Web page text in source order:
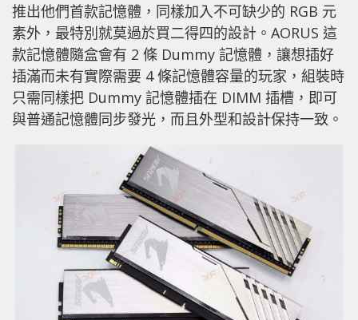
推出他們首款記憶體，同樣加入不可缺少的 RGB 元
素外，最特別就莫過於買二得四的設計。AORUS 這
款記憶體隨盒會有 2 條 Dummy 記憶體，讓想插好
插滿而未有實際需要 4 條記憶體容量的玩家，組裝時
只需同樣把 Dummy 記憶體插在 DIMM 插槽，即可
與普通記憶體同步發光，而且外型和設計保持一致。